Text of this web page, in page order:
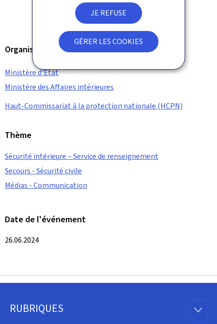
JE REFUSE
GÉRER LES COOKIES
Organisation
Ministère d'État
Ministère des Affaires intérieures
Haut-Commissariat à la protection nationale (HCPN)
Thème
Sécurité intérieure – Service de renseignement
Secours - Sécurité civile
Médias - Communication
Date de l'événement
26.06.2024
Pied
RUBRIQUES